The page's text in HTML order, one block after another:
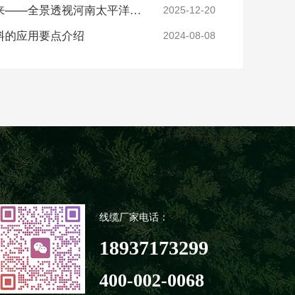
实力铸就信任，匠心连接未来——全景透视河南太平洋电缆厂 2025-12-20
的应用要点介绍 2024-08-08
线缆厂家电话：
18937173299
400-002-0068